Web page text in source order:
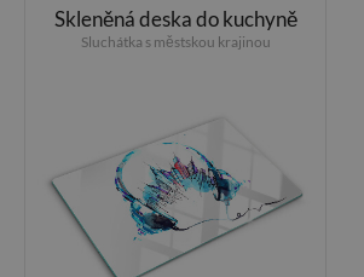
Skleněná deska do kuchyně
Sluchátka s městskou krajinou